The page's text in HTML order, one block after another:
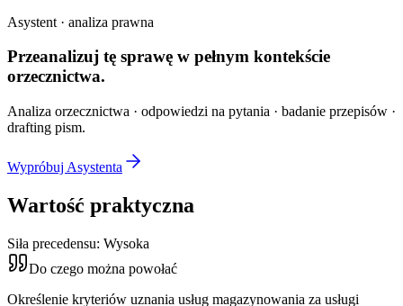
Asystent · analiza prawna
Przeanalizuj tę sprawę w pełnym kontekście
orzecznictwa.
Analiza orzecznictwa · odpowiedzi na pytania · badanie przepisów ·
drafting pism.
Wypróbuj Asystenta
Wartość praktyczna
Siła precedensu: Wysoka
Do czego można powołać
Określenie kryteriów uznania usług magazynowania za usługi